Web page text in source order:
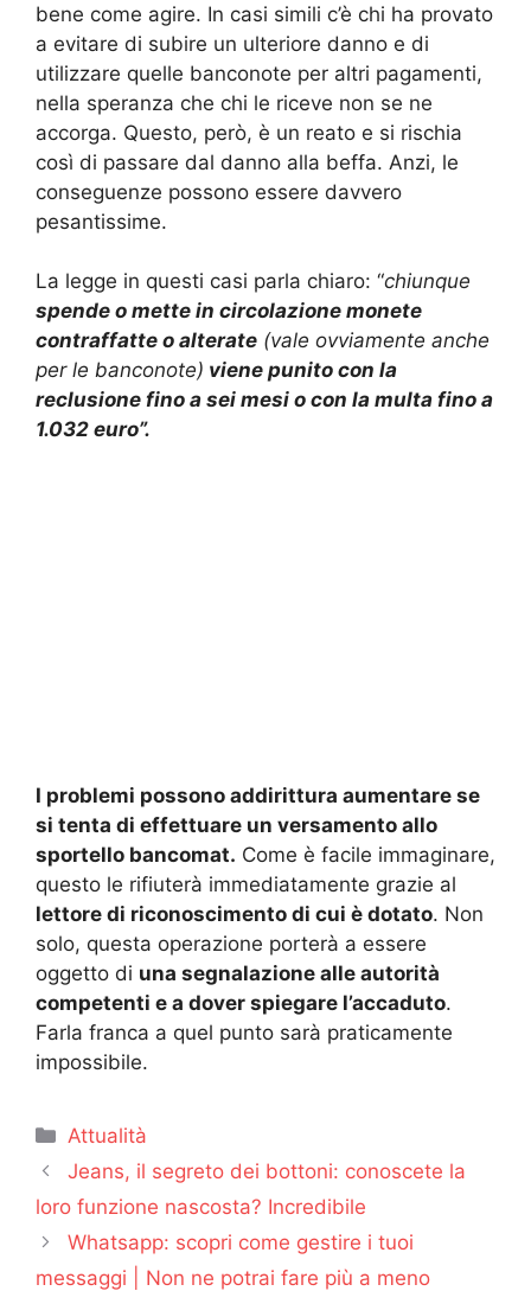
bene come agire. In casi simili c’è chi ha provato
a evitare di subire un ulteriore danno e di
utilizzare quelle banconote per altri pagamenti,
nella speranza che chi le riceve non se ne
accorga. Questo, però, è un reato e si rischia
così di passare dal danno alla beffa. Anzi, le
conseguenze possono essere davvero
pesantissime.
La legge in questi casi parla chiaro: “chiunque
spende o mette in circolazione monete
contraffatte o alterate (vale ovviamente anche
per le banconote) viene punito con la
reclusione fino a sei mesi o con la multa fino a
1.032 euro”.
I problemi possono addirittura aumentare se
si tenta di effettuare un versamento allo
sportello bancomat. Come è facile immaginare,
questo le rifiuterà immediatamente grazie al
lettore di riconoscimento di cui è dotato. Non
solo, questa operazione porterà a essere
oggetto di una segnalazione alle autorità
competenti e a dover spiegare l’accaduto.
Farla franca a quel punto sarà praticamente
impossibile.
Categorie
Attualità
Jeans, il segreto dei bottoni: conoscete la
loro funzione nascosta? Incredibile
Whatsapp: scopri come gestire i tuoi
messaggi | Non ne potrai fare più a meno